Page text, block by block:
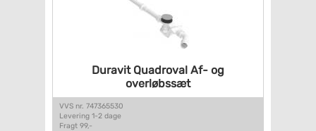
Duravit Quadroval Af- og
overløbssæt
VVS nr. 747365530
Levering 1-2 dage
Fragt 99,-